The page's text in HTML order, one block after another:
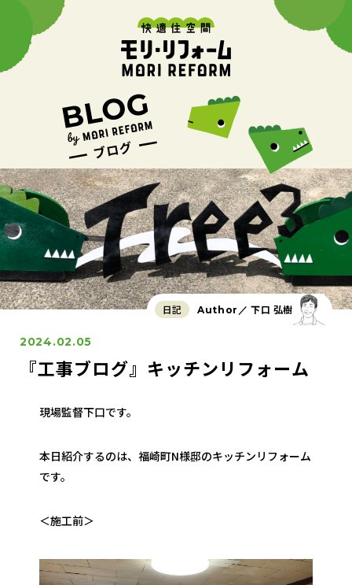
日記 Author／ 下口 弘樹
2024.02.05
『工事ブログ』キッチンリフォーム
現場監督下口です。
本日紹介するのは、福崎町N様邸のキッチンリフォーム
です。
＜施工前＞